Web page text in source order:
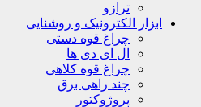
ترازو
ابزار الکترونیک و روشنایی
چراغ قوه دستی
ال ای دی ها
چراغ قوه کلاهی
چند راهی برق
پروژوکتور